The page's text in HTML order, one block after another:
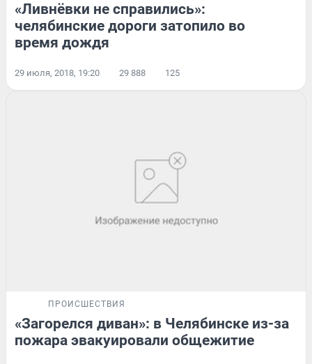
«Ливнёвки не справились»:
челябинские дороги затопило во
время дождя
29 июля, 2018, 19:20 29 888 125
ПРОИСШЕСТВИЯ
«Загорелся диван»: в Челябинске из-за
пожара эвакуировали общежитие